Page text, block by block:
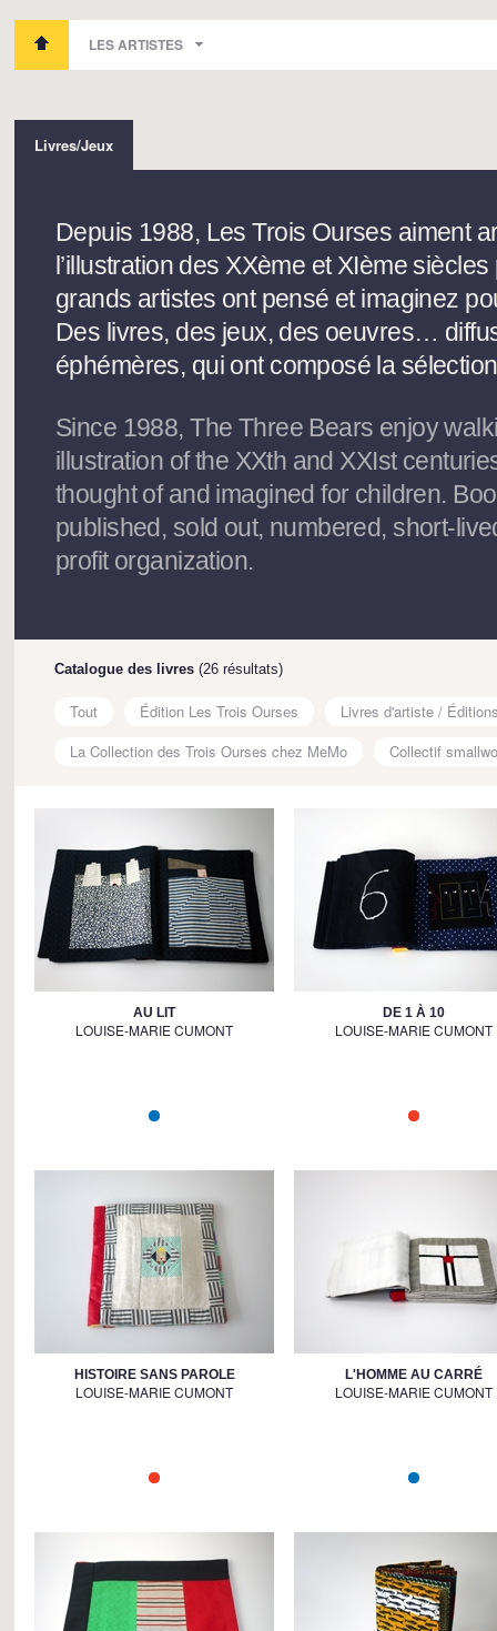
LES ARTISTES
Livres/Jeux
Depuis 1988, Les Trois Ourses aiment
l’illustration des XXème et XIème
grands artistes ont pensé et imaginez
Des livres, des jeux, des oeuvres…
éphémères, qui ont composé la
Since 1988, The Three Bears enjoy
illustration of the XXth and XXIst
thought of and imagined for children.
published, sold out, numbered, short-
profit organization.
Catalogue des livres (26 résultats)
Tout Édition Les Trois Ourses
Livres d'artiste /
La Collection des Trois Ourses chez MeMo
Collectif
AU LIT
LOUISE-MARIE CUMONT
DE 1 À 10
LOUISE-MARIE CUMONT
HISTOIRE SANS PAROLE
LOUISE-MARIE CUMONT
L'HOMME AU CARRÉ
LOUISE-MARIE CUMONT